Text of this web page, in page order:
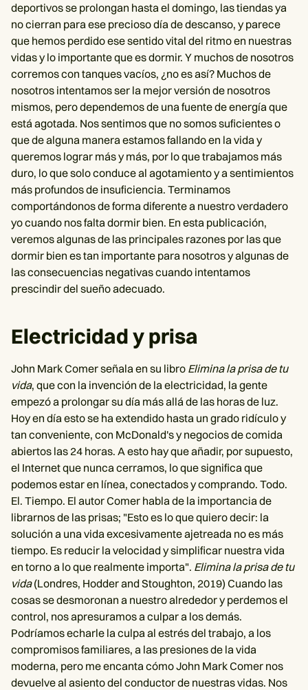
deportivos se prolongan hasta el domingo, las tiendas ya
no cierran para ese precioso día de descanso, y parece
que hemos perdido ese sentido vital del ritmo en nuestras
vidas y lo importante que es dormir. Y muchos de nosotros
corremos con tanques vacíos, ¿no es así? Muchos de
nosotros intentamos ser la mejor versión de nosotros
mismos, pero dependemos de una fuente de energía que
está agotada. Nos sentimos que no somos suficientes o
que de alguna manera estamos fallando en la vida y
queremos lograr más y más, por lo que trabajamos más
duro, lo que solo conduce al agotamiento y a sentimientos
más profundos de insuficiencia. Terminamos
comportándonos de forma diferente a nuestro verdadero
yo cuando nos falta dormir bien. En esta publicación,
veremos algunas de las principales razones por las que
dormir bien es tan importante para nosotros y algunas de
las consecuencias negativas cuando intentamos
prescindir del sueño adecuado.
Electricidad y prisa
John Mark Comer señala en su libro Elimina la prisa de tu
vida, que con la invención de la electricidad, la gente
empezó a prolongar su día más allá de las horas de luz.
Hoy en día esto se ha extendido hasta un grado ridículo y
tan conveniente, con McDonald's y negocios de comida
abiertos las 24 horas. A esto hay que añadir, por supuesto,
el Internet que nunca cerramos, lo que significa que
podemos estar en línea, conectados y comprando. Todo.
El. Tiempo. El autor Comer habla de la importancia de
librarnos de las prisas; "Esto es lo que quiero decir: la
solución a una vida excesivamente ajetreada no es más
tiempo. Es reducir la velocidad y simplificar nuestra vida
en torno a lo que realmente importa". Elimina la prisa de tu
vida(Londres, Hodder and Stoughton, 2019) Cuando las
cosas se desmoronan a nuestro alrededor y perdemos el
control, nos apresuramos a culpar a los demás.
Podríamos echarle la culpa al estrés del trabajo, a los
compromisos familiares, a las presiones de la vida
moderna, pero me encanta cómo John Mark Comer nos
devuelve al asiento del conductor de nuestras vidas. Nos